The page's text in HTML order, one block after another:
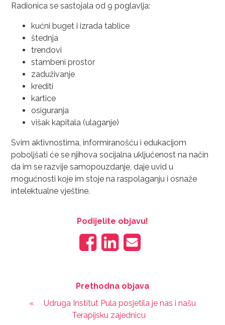
Radionica se sastojala od 9 poglavlja:
kućni buget i izrada tablice
štednja
trendovi
stambeni prostor
zaduživanje
krediti
kartice
osiguranja
višak kapitala (ulaganje)
Svim aktivnostima, informiranošću i edukacijom
poboljšati će se njihova socijalna uključenost na način
da im se razvije samopouzdanje, daje uvid u
mogućnosti koje im stoje na raspolaganju i osnaže
intelektualne vještine.
Podijelite objavu!
Prethodna objava
«
Udruga Institut Pula posjetila je nas i našu
Terapijsku zajednicu